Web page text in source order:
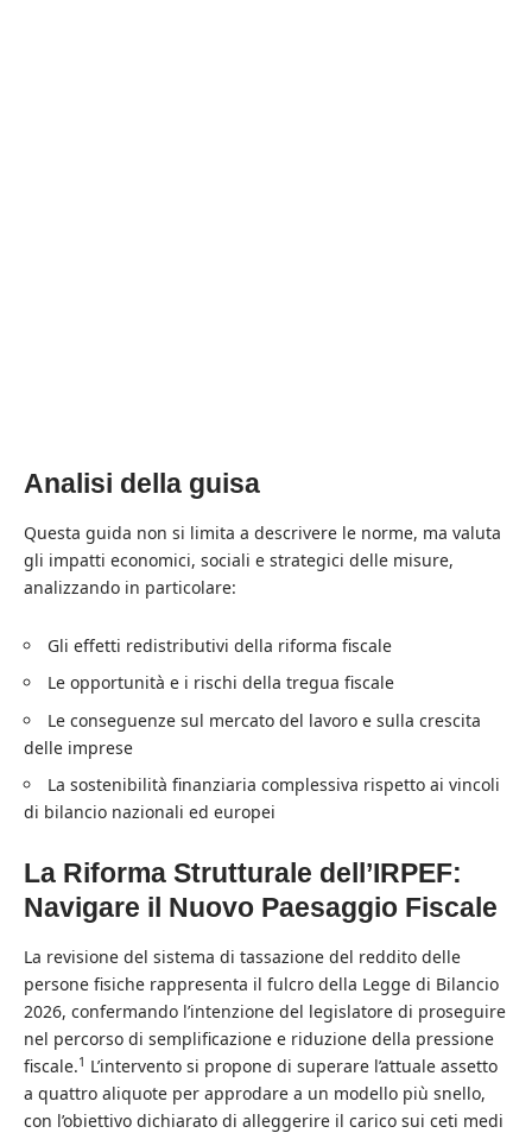
Analisi della guisa
Questa guida non si limita a descrivere le norme, ma valuta
gli impatti economici, sociali e strategici delle misure,
analizzando in particolare:
Gli effetti redistributivi della riforma fiscale
Le opportunità e i rischi della tregua fiscale
Le conseguenze sul mercato del lavoro e sulla crescita
delle imprese
La sostenibilità finanziaria complessiva rispetto ai vincoli
di bilancio nazionali ed europei
La Riforma Strutturale dell’IRPEF:
Navigare il Nuovo Paesaggio Fiscale
La revisione del sistema di tassazione del reddito delle
persone fisiche rappresenta il fulcro della Legge di Bilancio
2026, confermando l’intenzione del legislatore di proseguire
nel percorso di semplificazione e riduzione della pressione
fiscale.1 L’intervento si propone di superare l’attuale assetto
a quattro aliquote per approdare a un modello più snello,
con l’obiettivo dichiarato di alleggerire il carico sui ceti medi